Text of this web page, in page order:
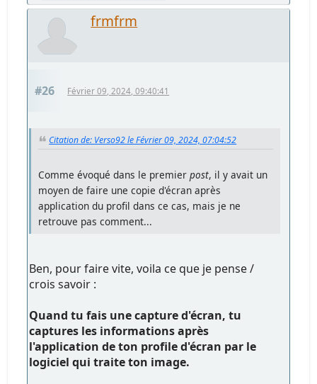
frmfrm
#26 Février 09, 2024, 09:40:41
Citation de: Verso92 le Février 09, 2024, 07:04:52
Comme évoqué dans le premierpost, il y avait un
moyen de faire une copie d'écran après
application du profil dans ce cas, mais je ne
retrouve pas comment...
Ben, pour faire vite, voila ce que je pense /
crois savoir :
Quand tu fais une capture d'écran, tu
captures les informations après
l'application de ton profile d'écran par le
logiciel qui traite ton image.